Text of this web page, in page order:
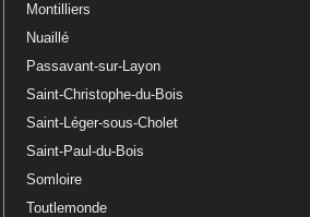
Montilliers
Nuaillé
Passavant-sur-Layon
Saint-Christophe-du-Bois
Saint-Léger-sous-Cholet
Saint-Paul-du-Bois
Somloire
Toutlemonde